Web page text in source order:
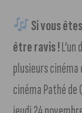
Si vous
être ravis !
plusieurs cinéma
cinéma Pathé